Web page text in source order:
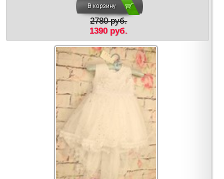
2780 руб.
1390 руб.